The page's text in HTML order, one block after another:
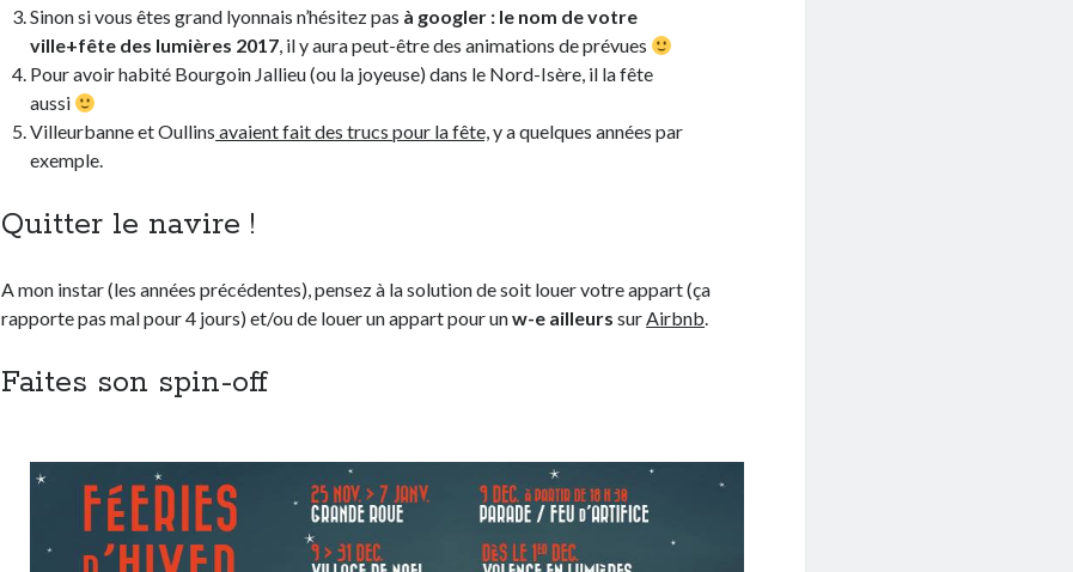
Sinon si vous êtes grand lyonnais n’hésitez pas à googler : le nom de votre
ville+fête des lumières 2017, il y aura peut-être des animations de prévues
Pour avoir habité Bourgoin Jallieu (ou la joyeuse) dans le Nord-Isère, il la fête
aussi
Villeurbanne et Oullins avaient fait des trucs pour la fête,y a quelques années par
exemple.
Quitter le navire !
A mon instar (les années précédentes), pensez à la solution de soit louer votre appart (ça
rapporte pas mal pour 4 jours) et/ou de louer un appart pour unw-e ailleurs surAirbnb.
Faites son spin-off